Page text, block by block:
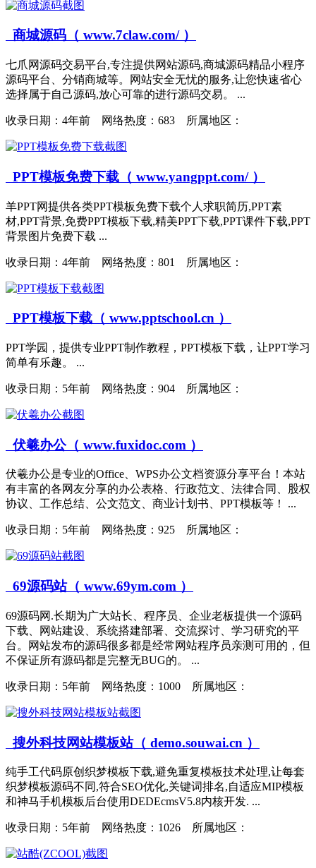
商城源码（ www.7claw.com/ ）
七爪网源码交易平台,专注提供网站源码,商城源码精品小程序
源码平台、分销商城等。网站安全无忧的服务,让您快速省心
选择属于自己源码,放心可靠的进行源码交易。 ...
收录日期： 4年前 网络热度：683 所属地区：
PPT模板免费下载（ www.yangppt.com/ ）
羊PPT网提供各类PPT模板免费下载个人求职简历,PPT素
材,PPT背景,免费PPT模板下载,精美PPT下载,PPT课件下载,PPT
背景图片免费下载 ...
收录日期： 4年前 网络热度：801 所属地区：
PPT模板下载（ www.pptschool.cn ）
PPT学园，提供专业PPT制作教程，PPT模板下载，让PPT学习
简单有乐趣。 ...
收录日期： 5年前 网络热度：904 所属地区：
伏羲办公（ www.fuxidoc.com ）
伏羲办公是专业的Office、WPS办公文档资源分享平台！本站
有丰富的各网友分享的办公表格、行政范文、法律合同、股权
协议、工作总结、公文范文、商业计划书、PPT模板等！ ...
收录日期： 5年前 网络热度：925 所属地区：
69源码站（ www.69ym.com ）
69源码网.长期为广大站长、程序员、企业老板提供一个源码
下载、网站建设、系统搭建部署、交流探讨、学习研究的平
台。网站发布的源码很多都是经常网站程序员亲测可用的，但
不保证所有源码都是完整无BUG的。 ...
收录日期： 5年前 网络热度：1000 所属地区：
搜外科技网站模板站（ demo.souwai.cn ）
纯手工代码原创织梦模板下载,避免重复模板技术处理,让每套
织梦模板源码不同,符合SEO优化,关键词排名,自适应MIP模板
和神马手机模板后台使用DEDEcmsV5.8内核开发. ...
收录日期： 5年前 网络热度：1026 所属地区：